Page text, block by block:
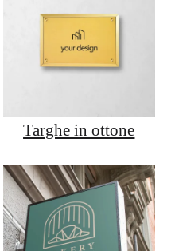
Targhe in ottone